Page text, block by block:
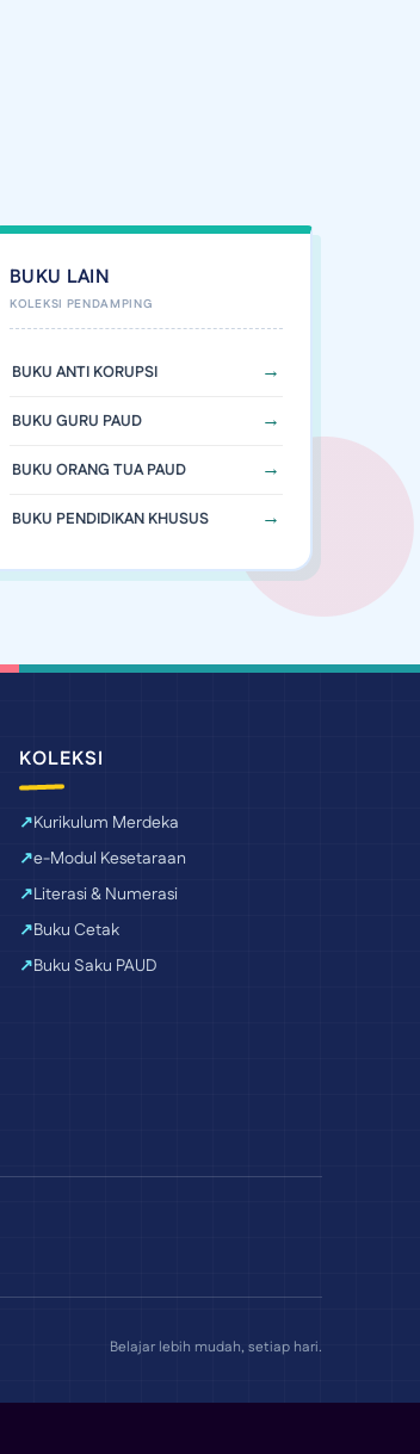
BUKU LAIN
BUKU ANTI KORUPSI
BUKU GURU PAUD
BUKU ORANG TUA PAUD
BUKU PENDIDIKAN KHUSUS
KOLEKSI
Kurikulum Merdeka
e-Modul Kesetaraan
Literasi & Numerasi
Buku Cetak
Buku Saku PAUD
Belajar lebih mudah, setiap hari.